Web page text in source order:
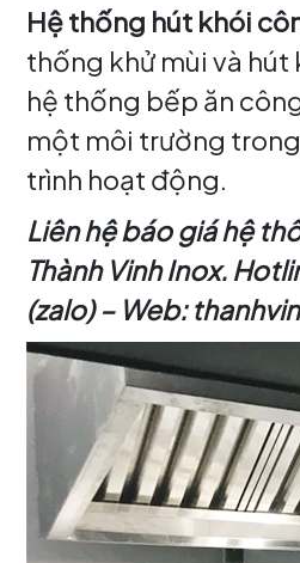
Hệ thống hút khói
thống khử mùi và
hệ thống bếp ăn
một môi trường
trình hoạt động.
Liên hệ báo giá hệ
Thành Vinh Inox.
(zalo) – Web: